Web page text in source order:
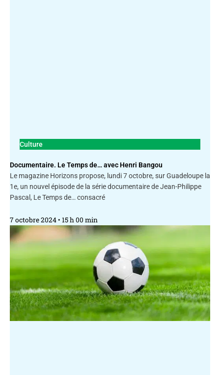
Culture
Documentaire. Le Temps de… avec Henri Bangou
Le magazine Horizons propose, lundi 7 octobre, sur Guadeloupe la
1e, un nouvel épisode de la série documentaire de Jean-Philippe
Pascal, Le Temps de… consacré
7 octobre 2024 15 h 00 min